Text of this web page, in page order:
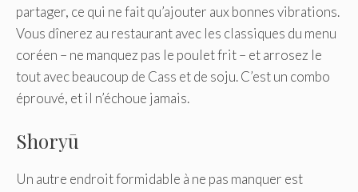
partager, ce qui ne fait qu’ajouter aux bonnes vibrations.
Vous dînerez au restaurant avec les classiques du menu
coréen – ne manquez pas le poulet frit – et arrosez le
tout avec beaucoup de Cass et de soju. C’est un combo
éprouvé, et il n’échoue jamais.
Shoryū
Un autre endroit formidable à ne pas manquer est